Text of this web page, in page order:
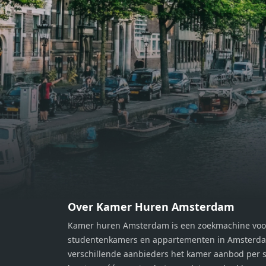
bereiden van heerlijke maaltijden.
Vanuit de woonkamer stap je zo het
balkon op, waar je kunt genieten
van een prachtig uitzicht en een
moment van rust. De woning
beschikt over twee comfortabele
slaapkamers van respectievelijk 12,1
m² en 8 m². Beide kamers bieden tal
van mogelijkheden, zoals een fijne
werkplek, een logeerkamer of een
persoonlijke slaapkamer. De
gemak en privacy. Gelegen in een
op een perfecte locatie. Winkels,
van
m²
van
op
Over Kamer Huren Amsterdam
Kamer huren Amsterdam is een zoekmachine
studentenkamers en appartementen in
verschillende aanbieders het kamer aanbod per